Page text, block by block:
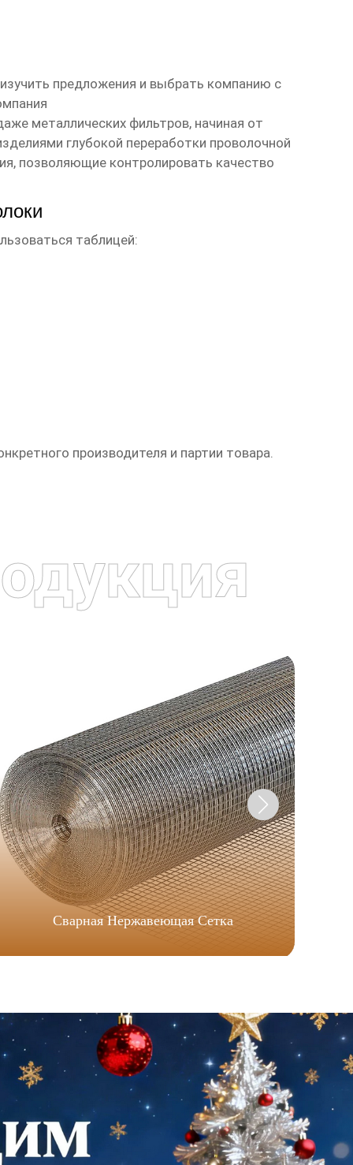
предложения и выбрать компанию с
металлических фильтров, начиная от
глубокой переработки проволочной
позволяющие контролировать качество
таблицей:
производителя и партии товара.
Сварная Нержавеющая Сетка